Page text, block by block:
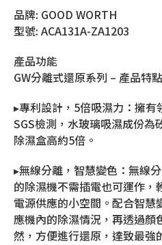
品牌: GOOD WORTH
型號: ACA131A-ZA1203
產品功能
GW分離式還原系列 – 產品特點
▸專利設計，5倍吸濕力：擁
SGS檢測，水玻璃吸濕成份為
除濕盒高約5倍。
▸無線分離，智慧變色：無線
的除濕機不需插電也可運作
電源供應的小空間。配合智慧
應機內的除濕情況，再透過顏
然，方便進行還原，達致最強